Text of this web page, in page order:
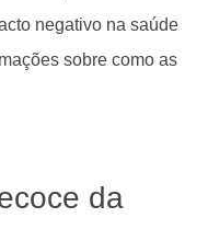
negativo na saúde
sobre como as
da